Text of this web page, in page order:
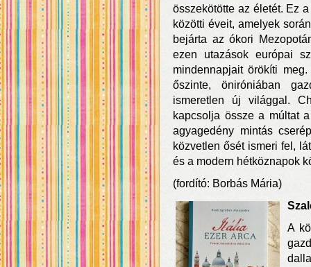
összekötötte az életét. Ez
közötti éveit, amelyek
bejárta az ókori
ezen utazások európai
mindennapjait örökíti
őszinte, öniróniában
ismeretlen új világgal.
kapcsolja össze a múltat
agyagedény mintás
közvetlen ősét ismeri fel,
és a modern hétköznapok
(fordító: Borbás Mária)
A